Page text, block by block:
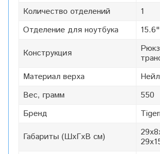
Количество отделений
1
Отделение для ноутбука
15.6"
Конструкция
Материал верха
Вес, грамм
550
Бренд
Габариты (ШxГxВ см)